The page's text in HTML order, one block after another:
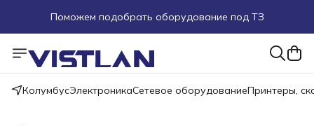
Поможем подобрать оборудование под ТЗ
Пуско-наладочные работы
Пришлите запрос на e-mail или в чат
КолумбусЭлектроникаСетевое оборудованиеПринтеры,